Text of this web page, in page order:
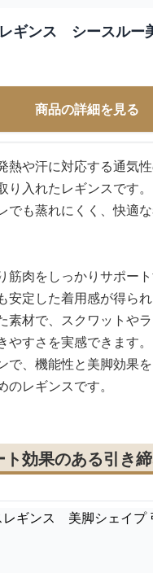
ギンス シースルー
商品の詳細を見る
熱や汗に対応する通気
り入れたレギンスです。
でも蒸れにくく、快適
筋肉をしっかりサポー
安定した着用感が得られ
素材で、スクワットや
やすさを実感できます。
で、機能性と美脚効果
レギンスです。
効果のある引き